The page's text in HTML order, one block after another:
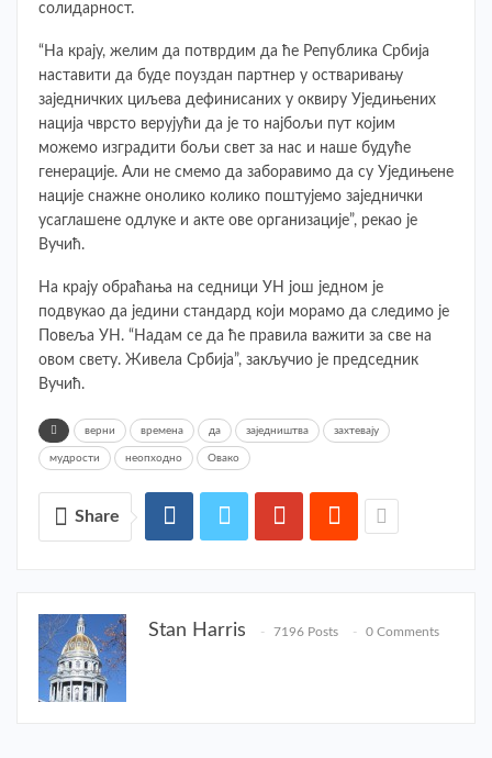
солидарност.
“На крају, желим да потврдим да ће Република Србија
наставити да буде поуздан партнер у остваривању
заједничких циљева дефинисаних у оквиру Уједињених
нација чврсто верујући да је то најбољи пут којим
можемо изградити бољи свет за нас и наше будуће
генерације. Али не смемо да заборавимо да су Уједињене
нације снажне онолико колико поштујемо заједнички
усаглашене одлуке и акте ове организације”, рекао је
Вучић.
На крају обраћања на седници УН још једном је
подвукао да једини стандард који морамо да следимо је
Повеља УН. “Надам се да ће правила важити за све на
овом свету. Живела Србија”, закључио је председник
Вучић.
верни времена да заједништва захтевају
мудрости неопходно Овако
Share
Stan Harris 7196 Posts 0 Comments